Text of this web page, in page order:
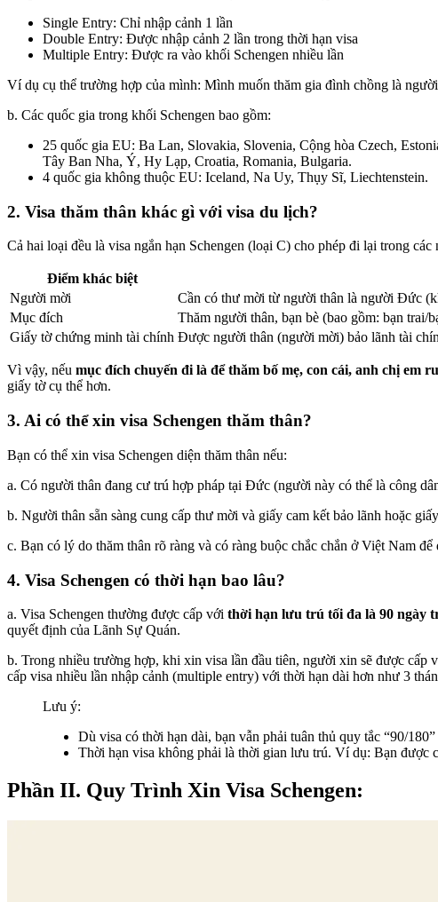
Single Entry: Chỉ nhập cảnh 1 lần
Double Entry: Được nhập cảnh 2 lần trong thời hạn visa
Multiple Entry: Được ra vào khối Schengen nhiều lần
Ví dụ cụ thể trường hợp của mình: Mình muốn thăm gia đình chồng là
b. Các quốc gia trong khối Schengen bao gồm:
25 quốc gia EU: Ba Lan, Slovakia, Slovenia, Cộng hòa Czech,
Tây Ban Nha, Ý, Hy Lạp, Croatia, Romania, Bulgaria.
4 quốc gia không thuộc EU: Iceland, Na Uy, Thụy Sĩ, Liechtenstein.
2. Visa thăm thân khác gì với visa du lịch?
Cả hai loại đều là visa ngắn hạn Schengen (loại C) cho phép đi lại trong
Điểm khác biệt
Người mời
Cần có thư mời từ người thân là người Đức
Mục đích
Thăm người thân, bạn bè (bao gồm: bạn trai/
Giấy tờ chứng minh tài chính Được người thân (người mời) bảo lãnh tài
Vì vậy, nếu mục đích chuyến đi là để thăm bố mẹ, con cái, anh chị em
giấy tờ cụ thể hơn.
3. Ai có thể xin visa Schengen thăm thân?
Bạn có thể xin visa Schengen diện thăm thân nếu:
a. Có người thân đang cư trú hợp pháp tại Đức (người này có thể là công
b. Người thân sẵn sàng cung cấp thư mời và giấy cam kết bảo lãnh hoặc
c. Bạn có lý do thăm thân rõ ràng và có ràng buộc chắc chắn ở Việt Nam để
4. Visa Schengen có thời hạn bao lâu?
a. Visa Schengen thường được cấp với thời hạn lưu trú tối đa là 90 ngày
quyết định của Lãnh Sự Quán.
b. Trong nhiều trường hợp, khi xin visa lần đầu tiên, người xin sẽ được cấp
cấp visa nhiều lần nhập cảnh (multiple entry) với thời hạn dài hơn như 3
Lưu ý:
Dù visa có thời hạn dài, bạn vẫn phải tuân thủ quy tắc “90/
Thời hạn visa không phải là thời gian lưu trú. Ví dụ: Bạn được
Phần II. Quy Trình Xin Visa Schengen: